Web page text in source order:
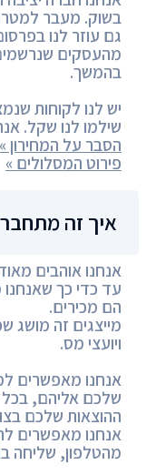
בשוק. מעבר
גם עוזר לנו
מהעסקים
בהמשך.
יש לנו לקוחות
שילמו לנו שקל.
הסבר על המחירון »
פירוט המסלולים »
איך זה
אנחנו אוהבים
עד כדי כך
הם מכירים.
מייצגים זה מושג
ויועצי מס.
אנחנו מאפשרים
שלכם אליהם,
ההוצאות שלכם
אנחנו מאפשרים
מהטלפון, שליחה